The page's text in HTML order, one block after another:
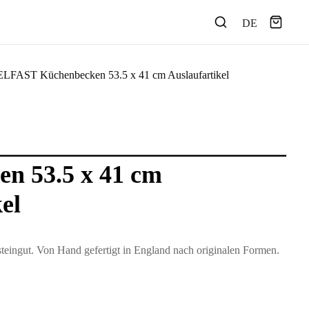
DE
Küchenbecken 53.5 x 41 cm Auslaufartikel
53.5 x 41 cm
Von Hand gefertigt in England nach originalen Formen.